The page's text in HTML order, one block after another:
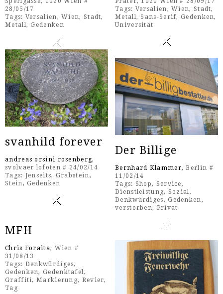
Tags: Versalien,Wien, Stadt,
Metall,Sans-Serif,Gedenken,
Universität
28/05/17
Tags: Versalien,Wien, Stadt,
Metall,Gedenken
svanhild forever
andreas orsini rosenberg,
svolvaer lofoten # 24/02/14
Tags: Jenseits, Grabstein,
Stein,Gedenken
Der Billige
Bernhard Klammer, Berlin #
11/02/14
Tags: Shop, Service,
Dienstleistung, Sozial,
Denkwürdiges,Gedenken,
verstorben, Privat
MFH
Chris Foraita, Wien #
31/08/13
Tags: Denkwürdiges,
Gedenken,Gedenktafel,
Graffiti,Markierung, Revier,
Tag